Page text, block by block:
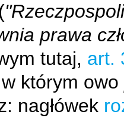
(
prawa
tutaj, art.
którym owo
nagłówek